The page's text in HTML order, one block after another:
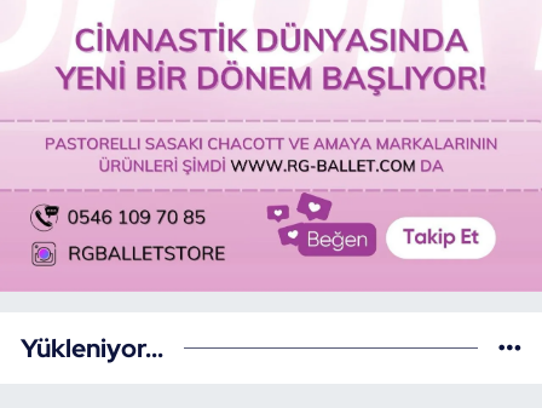
Yükleniyor...